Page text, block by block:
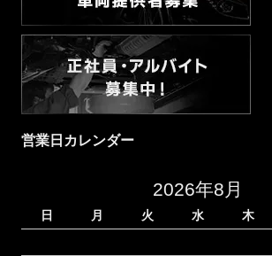
営業日カレンダー
2026年8月
日 月 火 水 木